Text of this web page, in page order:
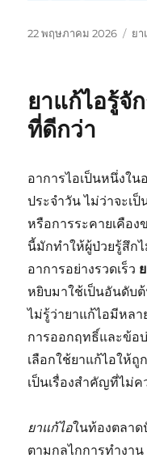
เขียน
22 พฤษภาคม 2026
ห
ยา
ยาแก้ไอรู้จั
ที่ดีกว่า
อาการไอเป็นหนึ่งใ
ประจำวัน ไม่ว่าจะเ
หรือการระคายเคือง
นี้มักทำให้ผู้ป่วยรู้สึก
อาการอย่างรวดเร็ว
หยิบมาใช้เป็นอันดับ
ไม่รู้ว่ายาแก้ไอมีหลา
การออกฤทธิ์และข้อ
เลือกใช้ยาแก้ไอให้ถู
เป็นเรื่องสำคัญที่ไม่
ยาแก้ไอในท้องตลา
ตามกลไกการทำงา